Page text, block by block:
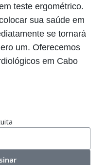
teste ergométrico.
sua saúde em
se tornará
um. Oferecemos
em Cabo